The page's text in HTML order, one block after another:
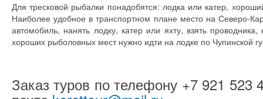
Для тресковой рыбалки понадобятся: лодка или катер,
Наиболее удобное в транспортном плане место на Северо-
автомобиль, нанять лодку, катер или яхту, взять
хороших рыболовных мест нужно идти на лодке по Чупинской
Заказ туров по телефону +7 921 523